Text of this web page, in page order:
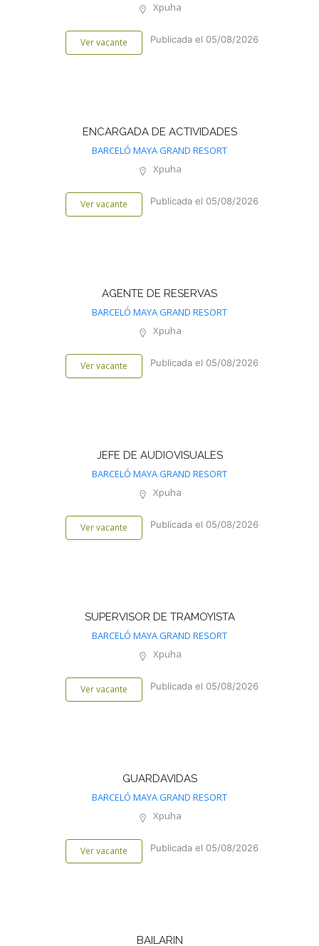
Xpuha
Ver vacante Publicada el 05/08/2026
ENCARGADA DE ACTIVIDADES
BARCELÓ MAYA GRAND RESORT
Xpuha
Ver vacante Publicada el 05/08/2026
AGENTE DE RESERVAS
BARCELÓ MAYA GRAND RESORT
Xpuha
Ver vacante Publicada el 05/08/2026
JEFE DE AUDIOVISUALES
BARCELÓ MAYA GRAND RESORT
Xpuha
Ver vacante Publicada el 05/08/2026
SUPERVISOR DE TRAMOYISTA
BARCELÓ MAYA GRAND RESORT
Xpuha
Ver vacante Publicada el 05/08/2026
GUARDAVIDAS
BARCELÓ MAYA GRAND RESORT
Xpuha
Ver vacante Publicada el 05/08/2026
BAILARIN